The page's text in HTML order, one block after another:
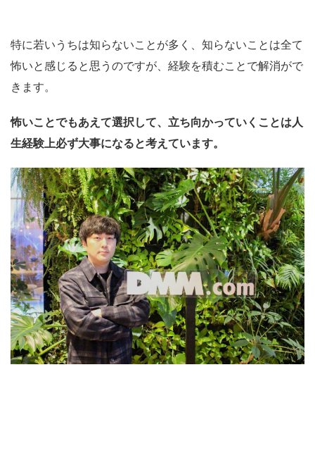
特に若いうちは知らないことが多く、知らないことは全て
怖いと感じると思うのですが、経験を積むことで解消がで
きます。
怖いことでもあえて選択して、立ち向かっていくことは人
生経験上必ず大事になると考えています。